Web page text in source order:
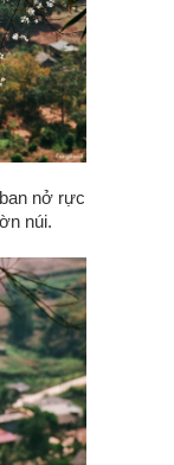
nở rực
núi.